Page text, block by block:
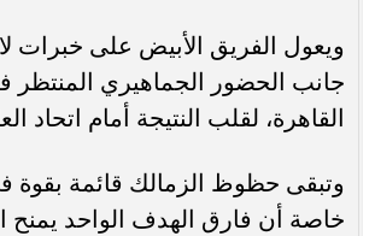
ويعول الفريق الأبيض على خبرات
جانب الحضور الجماهيري المنتظر
القاهرة، لقلب النتيجة أمام اتحاد
وتبقى حظوظ الزمالك قائمة بقوة
خاصة أن فارق الهدف الواحد يمنح